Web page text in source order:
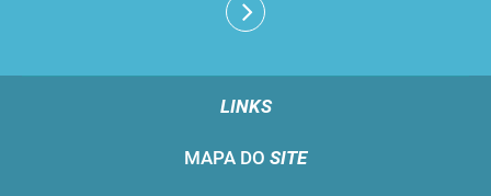
LINKS
MAPA DO SITE